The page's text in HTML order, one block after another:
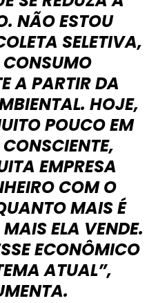
NÃO ESTOU
SELETIVA,
A PARTIR DA
HOJE,
POUCO EM
EMPRESA
COM O
MAIS É
ELA VENDE.
ECONÔMICO
ATUAL”,